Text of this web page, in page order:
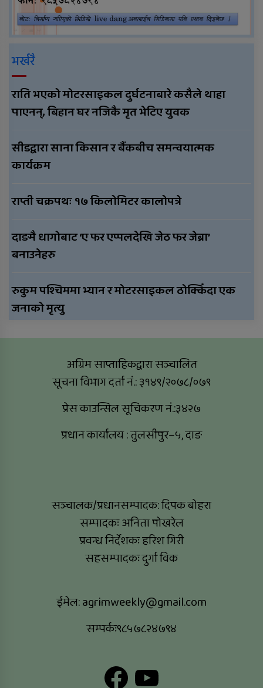
भर्खरै
राति भएको मोटरसाइकल दुर्घटनाबारे कसैले थाहा
पाएनन्, बिहान घर नजिकै मृत भेटिए युवक
सीडद्वारा साना किसान र बैंकबीच समन्वयात्मक
कार्यक्रम
राप्ती चक्रपथः १७ किलोमिटर कालोपत्रे
दाङमै धागोबाट ‘ए फर एप्पलदेखि जेठ फर जेब्रा’
बनाउनेहरु
रुकुम पश्चिममा भ्यान र मोटरसाइकल ठोक्किँदा एक
जनाको मृत्यु
अग्रिम साप्ताहिकद्वारा सञ्चालित
सूचना विभाग दर्ता नं.: ३१४९/२०७८/०७९
प्रेस काउन्सिल सूचिकरण नं.:३४२७
प्रधान कार्यालय : तुलसीपुर–५, दाङ
सञ्चालक/प्रधानसम्पादक: दिपक बोहरा
सम्पादकः अनिता पोखरेल
प्रवन्ध निर्देशकः हरिश गिरी
सहसम्पादकः दुर्गा विक
ईमेल:agrimweekly@gmail.com
सम्पर्कः९८५७८२४७९४
Facebook
YouTube